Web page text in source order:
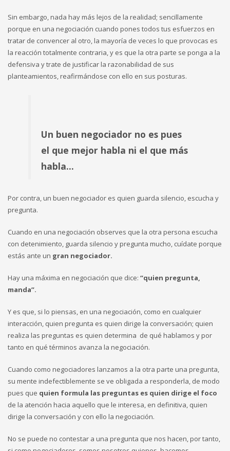
Sin embargo, nada hay más lejos de la realidad; sencillamente
porque en una negociación cuando pones todos tus esfuerzos en
tratar de convencer al otro, la mayoría de veces lo que provocas es
la reacción totalmente contraria, y es que la otra parte se ponga a la
defensiva y trate de justificar la razonabilidad de sus
planteamientos, reafirmándose con ello en sus posturas.
Un buen negociador no es pues
el que mejor habla ni el que más
habla…
Por contra, un buen negociador es quien guarda silencio, escucha y
pregunta.
Cuando en una negociación observes que la otra persona escucha
con detenimiento, guarda silencio y pregunta mucho, cuídate porque
estás ante un gran negociador.
Hay una máxima en negociación que dice: “quien pregunta,
manda”.
Y es que, si lo piensas, en una negociación, como en cualquier
interacción, quien pregunta es quien dirige la conversación; quien
realiza las preguntas es quien determina de qué hablamos y por
tanto en qué términos avanza la negociación.
Cuando como negociadores lanzamos a la otra parte una pregunta,
su mente indefectiblemente se ve obligada a responderla, de modo
pues que quien formula las preguntas es quien dirige el foco
de la atención hacia aquello que le interesa, en definitiva, quien
dirige la conversación y con ello la negociación.
No se puede no contestar a una pregunta que nos hacen, por tanto,